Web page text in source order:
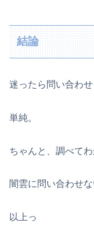
結論
迷ったら問い合わ
単純。
ちゃんと、調べて
闇雲に問い合わせ
以上っ